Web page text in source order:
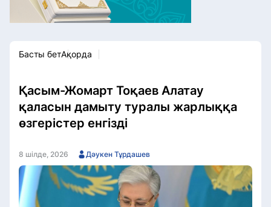
Мәдениет
Басты бетАқорда
Қасым-Жомарт Тоқаев Алатау
қаласын дамыту туралы жарлыққа
өзгерістер енгізді
8 шілде, 2026 Дәукен Тұрдашев